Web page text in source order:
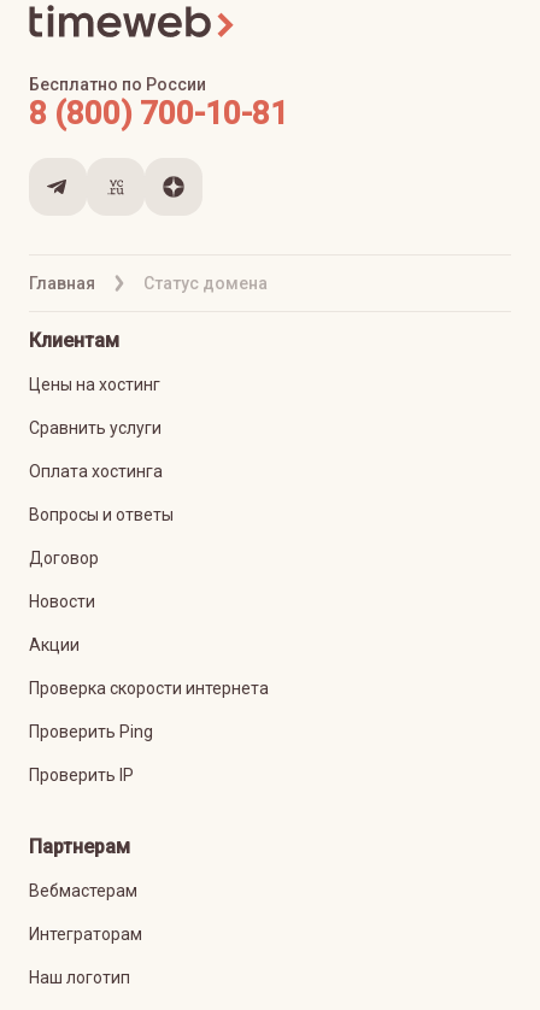
Главная Статус домена
Бесплатно по России
8 (800) 700-10-81
Клиентам
Цены на хостинг
Сравнить услуги
Оплата хостинга
Вопросы и ответы
Договор
Новости
Акции
Проверка скорости интернета
Проверить Ping
Проверить IP
Партнерам
Вебмастерам
Интеграторам
Наш логотип